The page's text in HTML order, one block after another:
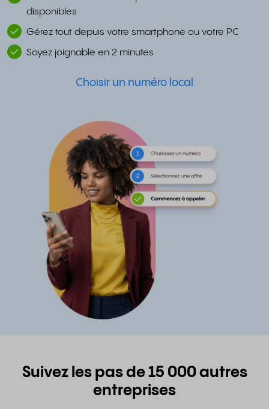
disponibles
Gérez tout depuis votre smartphone ou votre PC
Soyez joignable en 2 minutes
Choisir un numéro local
Suivez les pas de 15 000 autres
entreprises